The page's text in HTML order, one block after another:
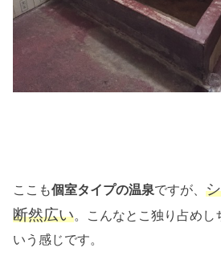
ここも個室タイプの温泉ですが、
断然広い。こんなとこ独り占めし
いう感じです。